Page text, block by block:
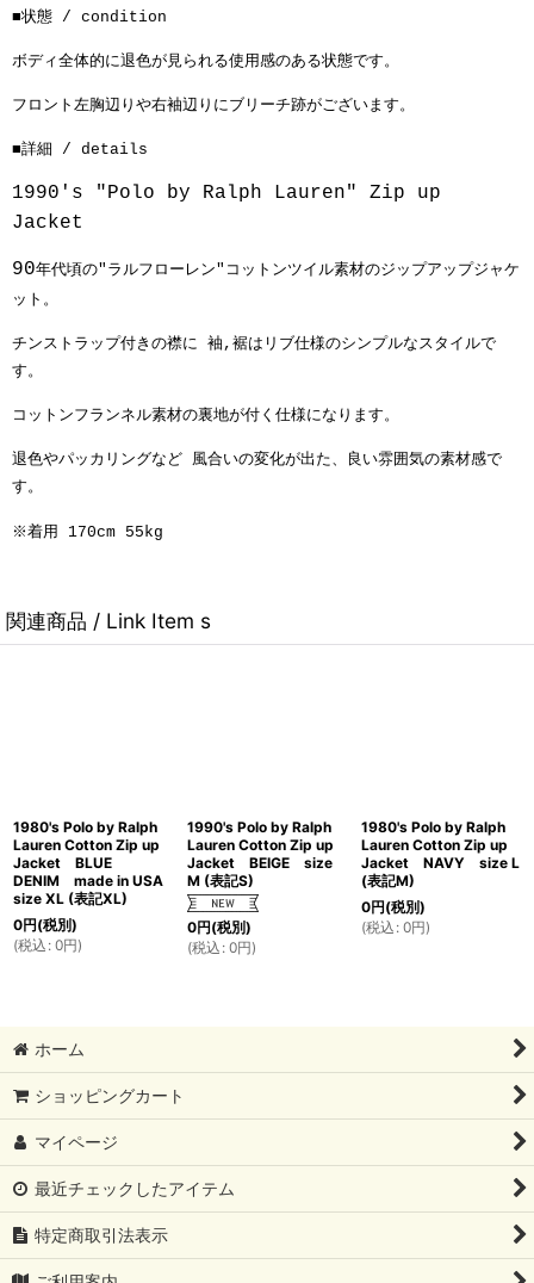
■状態 / condition
ボディ全体的に退色が見られる使用感のある状態です。
フロント左胸辺りや右袖辺りにブリーチ跡がございます。
■詳細 / details
1990's "Polo by Ralph Lauren" Zip up
Jacket
90年代頃の"ラルフローレン"コットンツイル素材のジップアップジャケ
ット。
チンストラップ付きの襟に 袖,裾はリブ仕様のシンプルなスタイルで
す。
コットンフランネル素材の裏地が付く仕様になります。
退色やパッカリングなど 風合いの変化が出た、良い雰囲気の素材感で
す。
※着用 170cm 55kg
関連商品 / Link Item s
1980's Polo by Ralph
Lauren Cotton Zip up
Jacket BLUE
DENIM made in USA
size XL (表記XL)
0円(税別)
(税込 : 0円)
1990's Polo by Ralph
Lauren Cotton Zip up
Jacket BEIGE size
M (表記S)
0円(税別)
(税込 : 0円)
1980's Polo by Ralph
Lauren Cotton Zip up
Jacket NAVY size L
(表記M)
0円(税別)
(税込 : 0円)
ホーム
ショッピングカート
マイページ
最近チェックしたアイテム
特定商取引法表示